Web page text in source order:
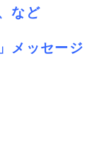
など
メッセージ